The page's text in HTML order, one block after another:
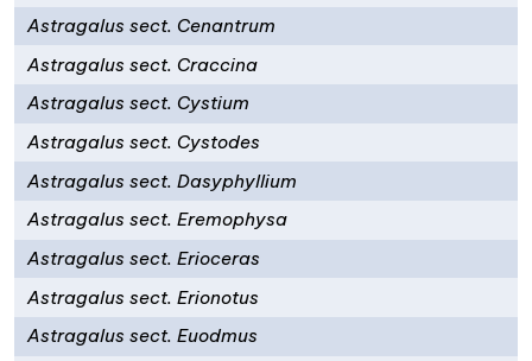
Astragalus sect. Cenantrum
Astragalus sect. Craccina
Astragalus sect. Cystium
Astragalus sect. Cystodes
Astragalus sect. Dasyphyllium
Astragalus sect. Eremophysa
Astragalus sect. Erioceras
Astragalus sect. Erionotus
Astragalus sect. Euodmus